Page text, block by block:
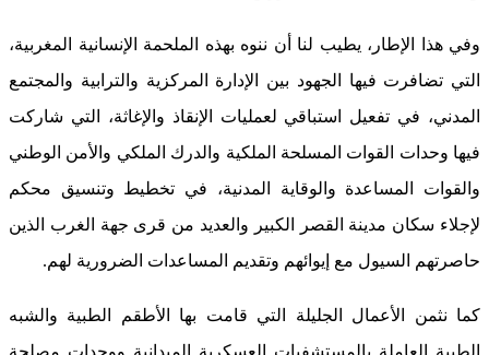
وفي هذا الإطار، يطيب لنا أن ننوه بهذه الملحمة الإنسانية المغربية،
التي تضافرت فيها الجهود بين الإدارة المركزية والترابية والمجتمع
المدني، في تفعيل استباقي لعمليات الإنقاذ والإغاثة، التي شاركت
فيها وحدات القوات المسلحة الملكية والدرك الملكي والأمن الوطني
والقوات المساعدة والوقاية المدنية، في تخطيط وتنسيق محكم
لإجلاء سكان مدينة القصر الكبير والعديد من قرى جهة الغرب الذين
حاصرتهم السيول مع إيوائهم وتقديم المساعدات الضرورية لهم.
كما نثمن الأعمال الجليلة التي قامت بها الأطقم الطبية والشبه
الطبية العاملة بالمستشفيات العسكرية الميدانية ووحدات مصلحة